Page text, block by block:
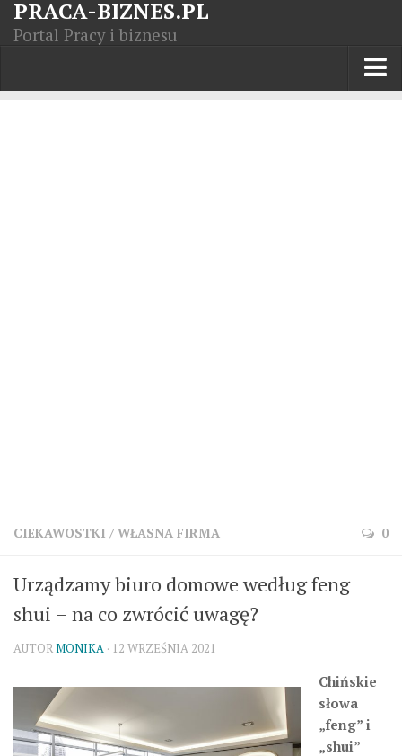
PRACA-BIZNES.PL
Portal Pracy i biznesu
CIEKAWOSTKI / WŁASNA FIRMA 0
Urządzamy biuro domowe według feng
shui – na co zwrócić uwagę?
AUTORMONIKA · 12 WRZEŚNIA 2021
Chińskie
słowa
„feng” i
„shui”